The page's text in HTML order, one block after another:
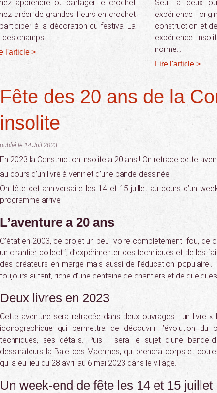
apprendre ou partager le crochet
créer de grandes fleurs en crochet
à la décoration du festival La
des champs…
l'article >
Seul, à deux
expérience
construction et
expérience
norme…
Lire l'article >
Fête des 20 ans de la
insolite
publié le 14 Juil 2023
En 2023 la Construction insolite a 20 ans ! On retrace cette
au cours d’un livre à venir et d’une bande-dessinée.
On fête cet anniversaire les 14 et 15 juillet au cours d’un
programme arrive !
L’aventure a 20 ans
C’état en 2003, ce projet un peu -voire complètement- fou, de
un chantier collectif, d’expérimenter des techniques et de les
des créateurs en marge mais aussi de l’éducation
toujours autant, riche d’une centaine de chantiers et de
Deux livres en 2023
Cette aventure sera retracée dans deux ouvrages : un livre «
iconographique qui permettra de découvrir l’évolution du
techniques, ses détails. Puis il sera le sujet d’une bande-
dessinateurs la Baie des Machines, qui prendra corps et
qui a eu lieu du 28 avril au 6 mai 2023 dans le village.
Un week-end de fête les 14 et 15 juillet